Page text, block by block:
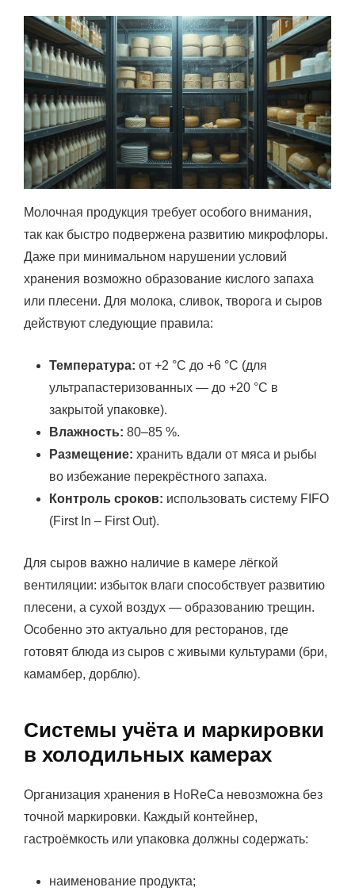
Молочная продукция требует особого внимания,
так как быстро подвержена развитию микрофлоры.
Даже при минимальном нарушении условий
хранения возможно образование кислого запаха
или плесени. Для молока, сливок, творога и сыров
действуют следующие правила:
Температура: от +2 °C до +6 °C (для
ультрапастеризованных — до +20 °C в
закрытой упаковке).
Влажность: 80–85 %.
Размещение: хранить вдали от мяса и рыбы
во избежание перекрёстного запаха.
Контроль сроков: использовать систему FIFO
(First In – First Out).
Для сыров важно наличие в камере лёгкой
вентиляции: избыток влаги способствует развитию
плесени, а сухой воздух — образованию трещин.
Особенно это актуально для ресторанов, где
готовят блюда из сыров с живыми культурами (бри,
камамбер, дорблю).
Системы учёта и маркировки
в холодильных камерах
Организация хранения в HoReCa невозможна без
точной маркировки. Каждый контейнер,
гастроёмкость или упаковка должны содержать:
наименование продукта;